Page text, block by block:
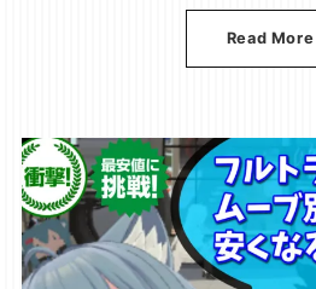
Read More